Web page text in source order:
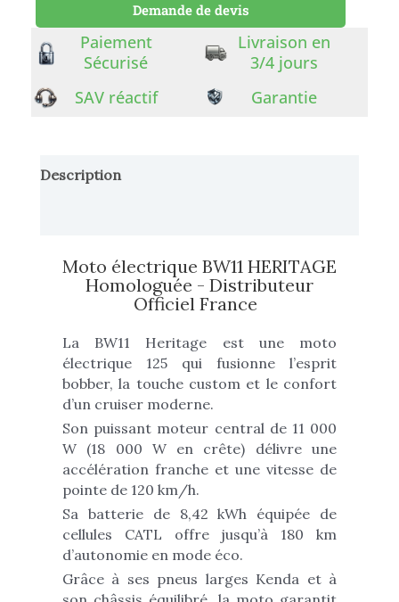
Demande de devis
Paiement
Sécurisé
Livraison en
3/4 jours
SAV réactif
Garantie
Description
Moto électrique BW11 HERITAGE
Homologuée - Distributeur
Officiel France
La BW11 Heritage est une moto
électrique 125 qui fusionne l’esprit
bobber, la touche custom et le confort
d’un cruiser moderne.
Son puissant moteur central de 11 000
W (18 000 W en crête) délivre une
accélération franche et une vitesse de
pointe de 120 km/h.
Sa batterie de 8,42 kWh équipée de
cellules CATL offre jusqu’à 180 km
d’autonomie en mode éco.
Grâce à ses pneus larges Kenda et à